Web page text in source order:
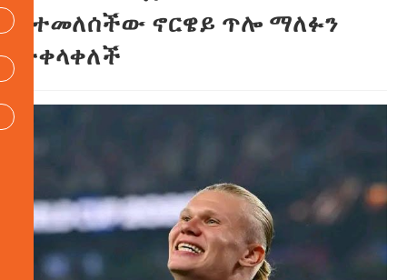
የተመለሰችው ኖርዌይ ጥሎ ማለፉን
ተቀላቀለች